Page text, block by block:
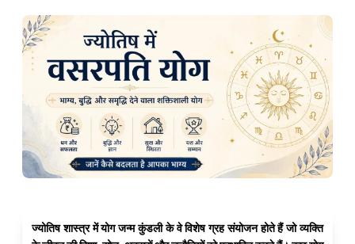
ज्योतिष शास्त्र में योग जन्म कुंडली के वे विशेष ग्रह संयोजन होते हैं जो व्यक्ति